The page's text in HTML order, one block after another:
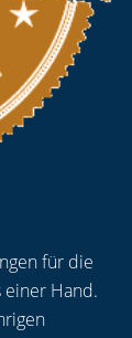
für die
Hand.